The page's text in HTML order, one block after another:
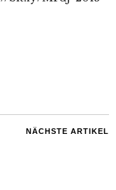
NÄCHSTE ARTIKEL